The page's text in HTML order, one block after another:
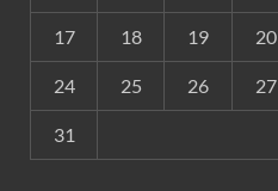
17 18 19 20
24 25 26 27
31